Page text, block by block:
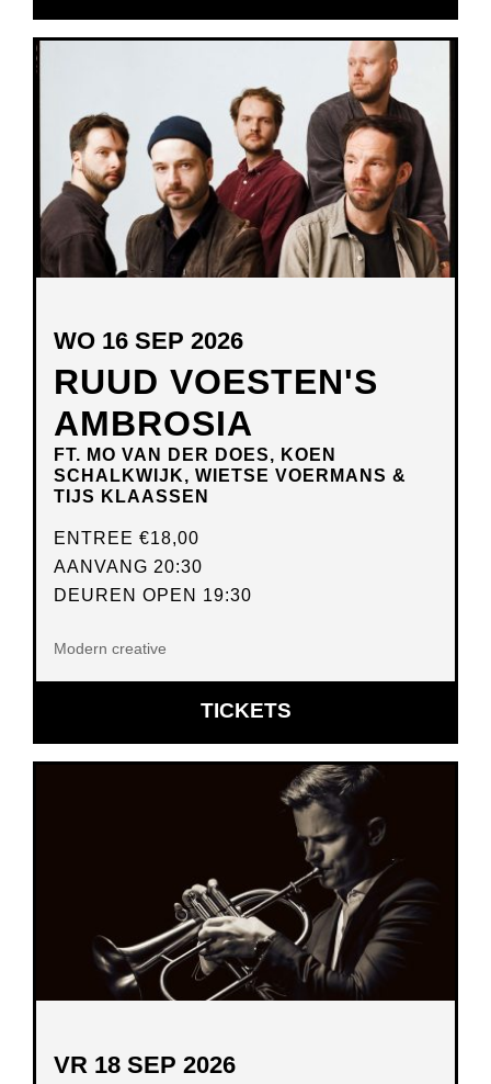
IN
NIEUW
VENSTER
RUUD VOESTEN'S
AMBROSIA
FT. MO VAN DER DOES, KOEN
SCHALKWIJK, WIETSE VOERMANS &
TIJS KLAASSEN
WO 16 SEP 2026
ENTREE €18,00
AANVANG 20:30
DEUREN OPEN 19:30
Modern creative
TICKETSOPENT
IN
NIEUW
VENSTER
VR 18 SEP 2026